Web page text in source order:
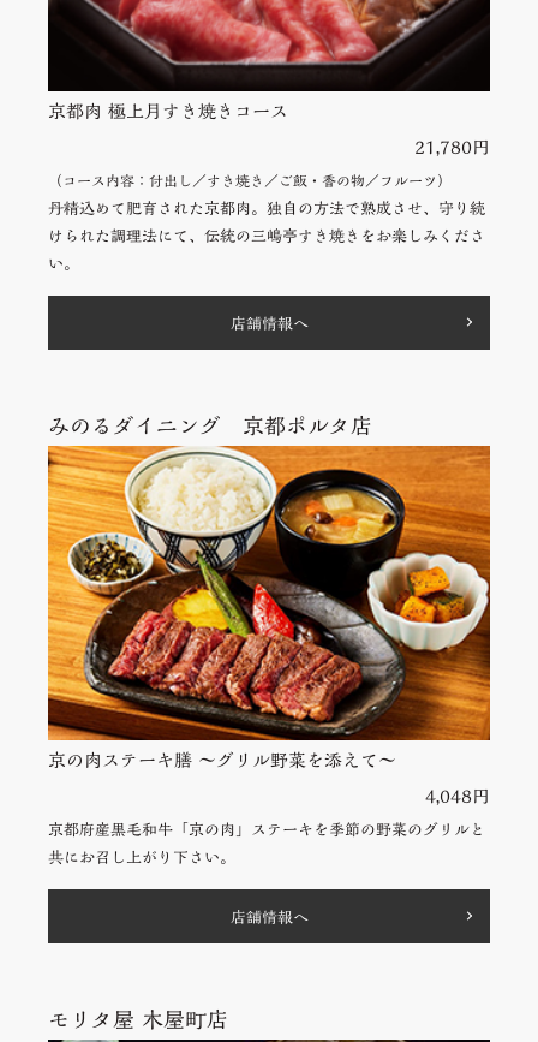
京都肉 極上月すき焼きコース
21,780円
（コース内容：付出し／すき焼き／ ご飯・香の物／ フルーツ ）
丹精込めて肥育された京都肉。独自の方法で熟成させ、守り続
けられた調理法にて、伝統の三嶋亭すき焼きをお楽しみくださ
い。
店舗情報へ
みのるダイニング 京都ポルタ店
京の肉ステーキ膳 〜グリル野菜を添えて〜
4,048円
京都府産黒毛和牛「京の肉」ステーキを季節の野菜のグリルと
共にお召し上がり下さい。
店舗情報へ
モリタ屋 木屋町店